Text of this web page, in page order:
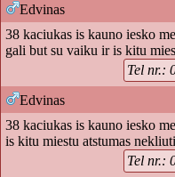
Edvinas
38 kaciukas is kauno iesko
gali but su vaiku ir is kitu
Tel nr.:
Edvinas
38 kaciukas is kauno iesko
is kitu miestu atstumas
Tel nr.: